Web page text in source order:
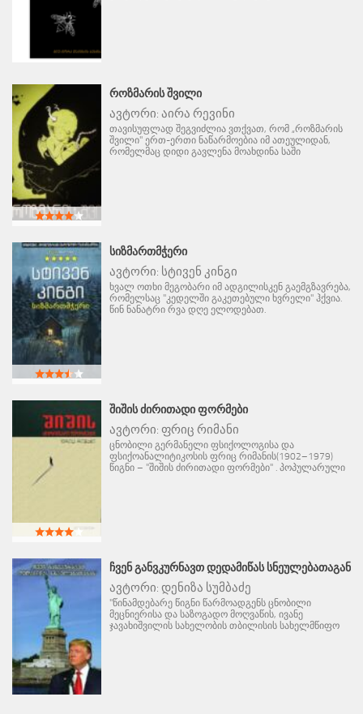
ᲠᲝᲖᲛᲐᲠᲘᲡ ᲨᲕᲘᲚᲘ
ავტორი: აირა რევინი
თავისუფლად შეგვიძლია ვთქვათ, რომ „როზმარის
შვილი" ერთ-ერთი ნაწარმოებია იმ ათეულიდან,
რომელმაც დიდი გავლენა მოახდინა საში
ᲡᲘᲖᲛᲐᲠᲗᲛᲭᲔᲠᲘ
ავტორი: სტივენ კინგი
ხვალ ოთხი მეგობარი იმ ადგილისკენ გაემგზავრება,
რომელსაც "კედელში გაკეთებული ხვრელი" ჰქვია.
წინ ნანატრი რვა დღე ელოდებათ.
ᲨᲘᲨᲘᲡ ᲫᲘᲠᲘᲗᲐᲓᲘ ᲤᲝᲠᲛᲔᲑᲘ
ავტორი: ფრიც რიმანი
ცნობილი გერმანელი ფსიქოლოგისა და
ფსიქოანალიტიკოსის ფრიც რიმანის(1902–1979)
წიგნი – "შიშის ძირითადი ფორმები" . პოპულარული
ᲩᲕᲔᲜ ᲒᲐᲜᲕᲙᲣᲠᲜᲐᲕᲗ ᲓᲔᲓᲐᲛᲘᲬᲐᲡ ᲡᲜᲔᲣᲚᲔᲑᲐᲗᲐᲒᲐᲜ
ავტორი: დენიზა სუმბაძე
"წინამდებარე წიგნი წარმოადგენს ცნობილი
მეცნიერისა და საზოგადო მოღვაწის, ივანე
ჯავახიშვილის სახელობის თბილისის სახელმწიფო